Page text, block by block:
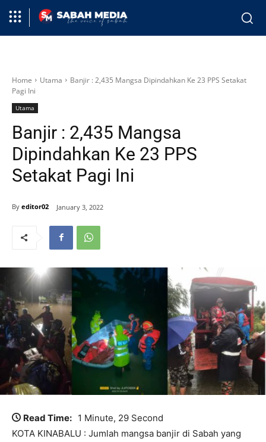
Home Utama
Banjir : 2,435 Mangsa Dipindahkan Ke 23 PPS Setakat
Pagi Ini
Utama
Banjir : 2,435 Mangsa
Dipindahkan Ke 23 PPS
Setakat Pagi Ini
By editor02 January 3, 2022
Read Time: 1 Minute, 29 Second
KOTA KINABALU : Jumlah mangsa banjir di Sabah yang